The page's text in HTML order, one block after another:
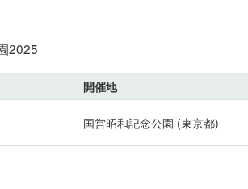
2025
開催地
国営昭和記念公園 (東京都)